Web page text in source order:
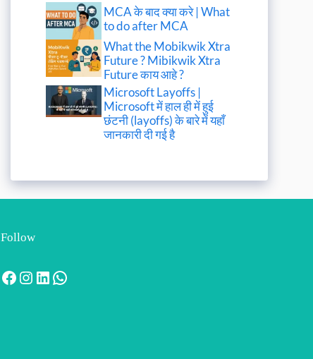
MCA के बाद क्या करे | What
to do after MCA
What the Mobikwik Xtra
Future ? Mibikwik Xtra
Future काय आहे ?
Microsoft Layoffs |
Microsoft में हाल ही में हुई
छंटनी (layoffs) के बारे में यहाँ
जानकारी दी गई है
Follow
Facebook
Instagram
LinkedIn
WhatsApp